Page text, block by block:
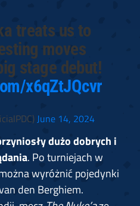
treats us to
moves
stage debut!
x6qZtJQcvr
June 14, 2024
dużo dobrych i
. Po turniejach w
wyróżnić pojedynki
den Berghiem.